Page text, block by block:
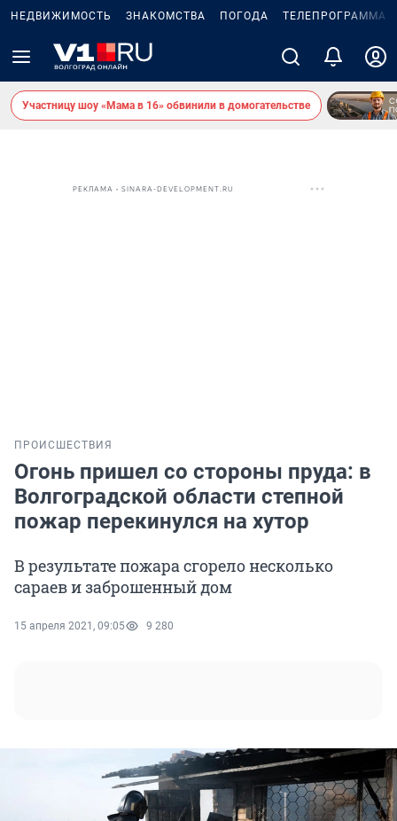
НЕДВИЖИМОСТЬ ЗНАКОМСТВА ПОГОДА ТЕЛЕПРОГРАММА
Участницу шоу «Мама в 16» обвинили в домогательстве
РЕКЛАМА • SINARA-DEVELOPMENT.RU
ПРОИСШЕСТВИЯ
Огонь пришел со стороны пруда: в
Волгоградской области степной
пожар перекинулся на хутор
В результате пожара сгорело несколько
сараев и заброшенный дом
15 апреля 2021, 09:05 9 280